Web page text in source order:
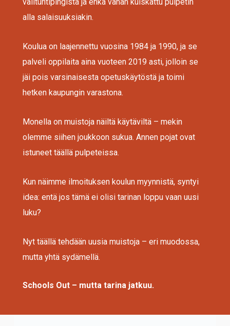
alla salaisuuksiakin.
Koulua on laajennettu vuosina 1984 ja 1990, ja se
palveli oppilaita aina vuoteen 2019 asti, jolloin se
jäi pois varsinaisesta opetuskäytöstä ja toimi
hetken kaupungin varastona.
Monella on muistoja näiltä käytäviltä – mekin
olemme siihen joukkoon sukua. Annen pojat ovat
istuneet täällä pulpeteissa.
Kun näimme ilmoituksen koulun myynnistä, syntyi
idea: entä jos tämä ei olisi tarinan loppu vaan uusi
luku?
Nyt täällä tehdään uusia muistoja – eri muodossa,
mutta yhtä sydämellä.
Schools Out – mutta tarina jatkuu.